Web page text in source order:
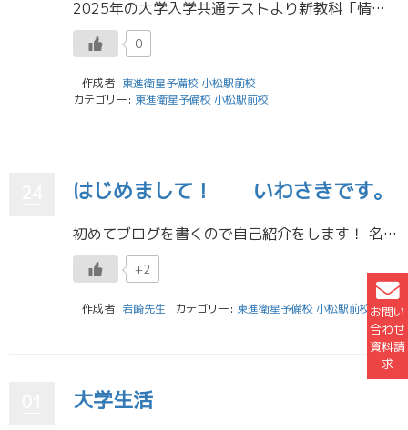
お問い
合わせ
資料請
求
2025年の大学入学共通テストより新教科「情報」が追加されます。 これは来年度より始まる新学習指導要領に対応したものです。 来春4月に新高1として新課程で学んだ学年が高3となり受験に挑むタイミングで、受験も新課程版に移行 […]
0
作成者: 東進衛星予備校 小松駅前校
カテゴリー: 東進衛星予備校 小松駅前校
はじめまして！ いわさきです。
初めてブログを書くので自己紹介をします！ 名前：岩崎 大和（イワサキ ヤマト） 出身：辰口中学校 → 小松明峰高校 所属：金沢大学 理工学域 ３学類一括 担当学年：高校一年生 はじめまして、今年から東進のスタッフになった […]
+2
作成者: 岩崎先生 カテゴリー: 東進衛星予備校 小松駅前校
大学生活